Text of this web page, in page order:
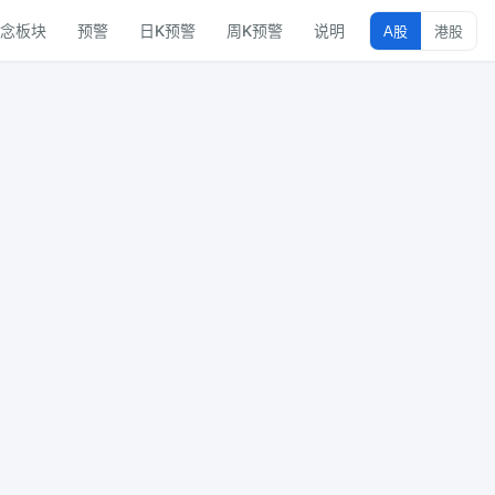
板块 预警 日K预警 周K预警 说明 A股 港股